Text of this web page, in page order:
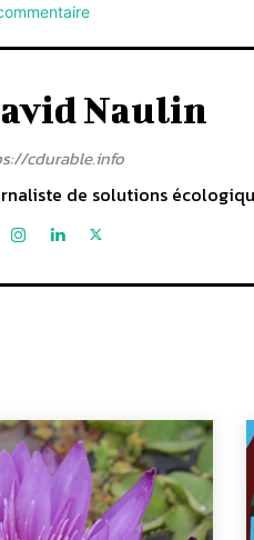
Naulin
cdurable.info
de solutions